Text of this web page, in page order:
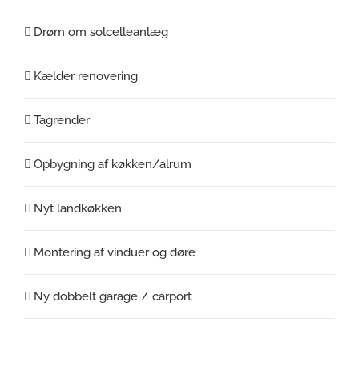
Drøm om solcelleanlæg
Kælder renovering
Tagrender
Opbygning af køkken/alrum
Nyt landkøkken
Montering af vinduer og døre
Ny dobbelt garage / carport